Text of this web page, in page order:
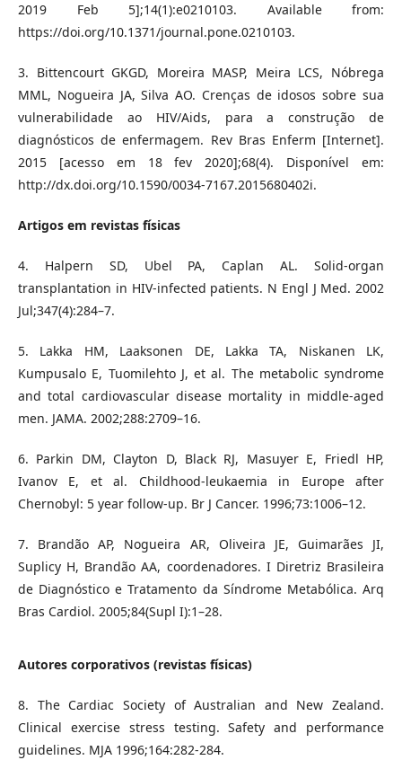
2019 Feb 5];14(1):e0210103. Available from:
https://doi.org/10.1371/journal.pone.0210103.
3. Bittencourt GKGD, Moreira MASP, Meira LCS, Nóbrega
MML, Nogueira JA, Silva AO. Crenças de idosos sobre sua
vulnerabilidade ao HIV/Aids, para a construção de
diagnósticos de enfermagem. Rev Bras Enferm [Internet].
2015 [acesso em 18 fev 2020];68(4). Disponível em:
http://dx.doi.org/10.1590/0034-7167.2015680402i.
Artigos em revistas físicas
4. Halpern SD, Ubel PA, Caplan AL. Solid-organ
transplantation in HIV-infected patients. N Engl J Med. 2002
Jul;347(4):284–7.
5. Lakka HM, Laaksonen DE, Lakka TA, Niskanen LK,
Kumpusalo E, Tuomilehto J, et al. The metabolic syndrome
and total cardiovascular disease mortality in middle-aged
men. JAMA. 2002;288:2709–16.
6. Parkin DM, Clayton D, Black RJ, Masuyer E, Friedl HP,
Ivanov E, et al. Childhood-leukaemia in Europe after
Chernobyl: 5 year follow-up. Br J Cancer. 1996;73:1006–12.
7. Brandão AP, Nogueira AR, Oliveira JE, Guimarães JI,
Suplicy H, Brandão AA, coordenadores. I Diretriz Brasileira
de Diagnóstico e Tratamento da Síndrome Metabólica. Arq
Bras Cardiol. 2005;84(Supl I):1–28.
Autores corporativos (revistas físicas)
8. The Cardiac Society of Australian and New Zealand.
Clinical exercise stress testing. Safety and performance
guidelines. MJA 1996;164:282-284.